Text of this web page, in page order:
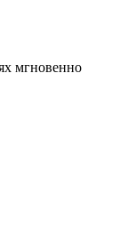
мгновенно